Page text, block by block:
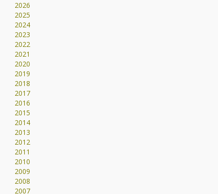
2026
2025
2024
2023
2022
2021
2020
2019
2018
2017
2016
2015
2014
2013
2012
2011
2010
2009
2008
2007